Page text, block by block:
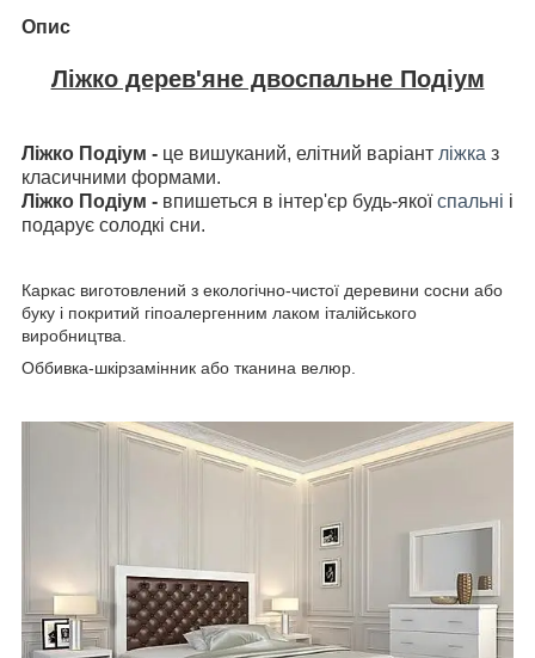
Опис
Ліжко дерев'яне двоспальне Подіум
Ліжко Подіум - це вишуканий, елітний варіант ліжка з
класичними формами.
Ліжко Подіум - впишеться в інтер'єр будь-якоїспальні і
подарує солодкі сни.
Каркас виготовлений з екологічно-чистої деревини сосни або
буку і покритий гіпоалергенним лаком італійського
виробництва.
Оббивка-шкірзамінник або тканина велюр.